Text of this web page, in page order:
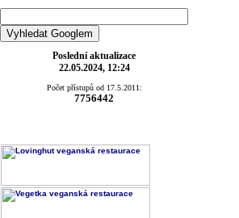
Poslední aktualizace
22.05.2024, 12:24
Počet přístupů od 17.5.2011:
7756442